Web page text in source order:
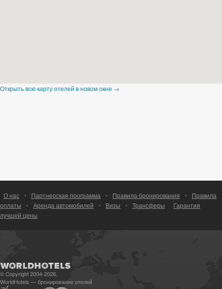
Открыть всю карту отелей в новом окне →
О нас • Партнерская программа • Правила бронирования •
Правила
оплаты
• Аренда автомобилей • Визы • Трансферы
Гарантия
лучшей цены
© Copyright 2004-2026.
WorldHotels — бронирование отелей